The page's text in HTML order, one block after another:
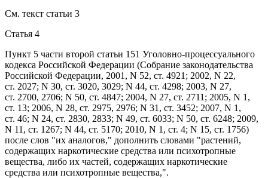
См. текст статьи 3
Статья 4
Пункт 5 части второй статьи 151 Уголовно-процессуального
кодекса Российской Федерации (Собрание законодательства
Российской Федерации, 2001, N 52, ст. 4921; 2002, N 22,
ст. 2027; N 30, ст. 3020, 3029; N 44, ст. 4298; 2003, N 27,
ст. 2700, 2706; N 50, ст. 4847; 2004, N 27, ст. 2711; 2005, N 1,
ст. 13; 2006, N 28, ст. 2975, 2976; N 31, ст. 3452; 2007, N 1,
ст. 46; N 24, ст. 2830, 2833; N 49, ст. 6033; N 50, ст. 6248; 2009,
N 11, ст. 1267; N 44, ст. 5170; 2010, N 1, ст. 4; N 15, ст. 1756)
после слов "их аналогов," дополнить словами "растений,
содержащих наркотические средства или психотропные
вещества, либо их частей, содержащих наркотические
средства или психотропные вещества,".